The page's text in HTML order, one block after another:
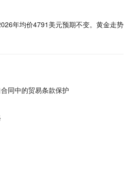
年均价4791美元预期不变。黄金走势
同中的贸易条款保护